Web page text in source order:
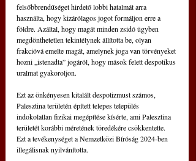
felsőbbrendűséget hirdető lobbi hatalmát arra
használta, hogy kizárólagos jogot formáljon erre a
földre. Azáltal, hogy magát minden zsidó ügyben
megdönthetetlen tekintélynek állította be, olyan
frakcióvá emelte magát, amelynek joga van törvényeket
hozni „istenadta” jogáról, hogy mások felett despotikus
uralmat gyakoroljon.
Ezt az önkényesen kitalált despotizmust számos,
Palesztina területén épített telepes település
indokolatlan fizikai megépítése kísérte, ami Palesztina
területét korábbi méretének töredékére csökkentette.
Ezt a tevékenységet a Nemzetközi Bíróság 2024-ben
illegálisnak nyilvánította.